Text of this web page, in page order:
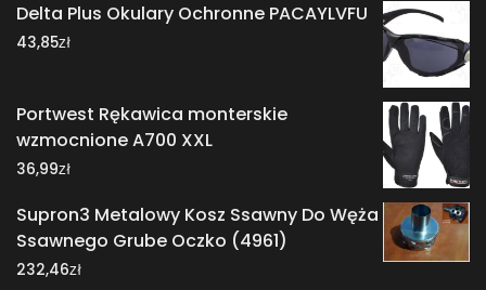
Delta Plus Okulary Ochronne PACAYLVFU
43,85zł
Portwest Rękawica monterskie
wzmocnione A700 XXL
36,99zł
Supron3 Metalowy Kosz Ssawny Do Węża
Ssawnego Grube Oczko (4961)
232,46zł